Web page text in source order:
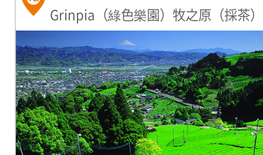
Grinpia（綠色樂園）牧之原（採茶